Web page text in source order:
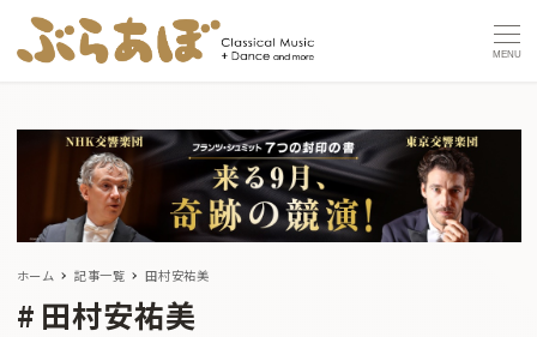
MENU
ホーム 記事一覧 田村安祐美
田村安祐美